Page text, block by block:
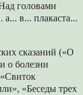
головами
в... плакаста...
сказаний («О
о болезни
«Беседы трех